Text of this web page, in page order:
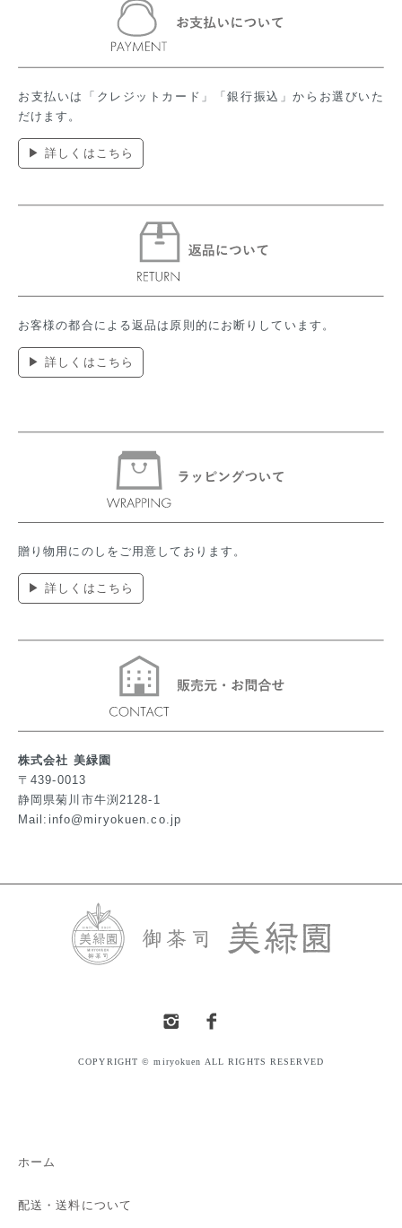
お支払いは「クレジットカード」「銀行振込」からお選びいた
だけます。
▶ 詳しくはこちら
お客様の都合による返品は原則的にお断りしています。
▶ 詳しくはこちら
贈り物用にのしをご用意しております。
▶ 詳しくはこちら
株式会社 美緑園
〒439-0013
静岡県菊川市牛渕2128-1
Mail:info@miryokuen.co.jp
COPYRIGHT © miryokuen ALL RIGHTS RESERVED
ホーム
配送・送料について